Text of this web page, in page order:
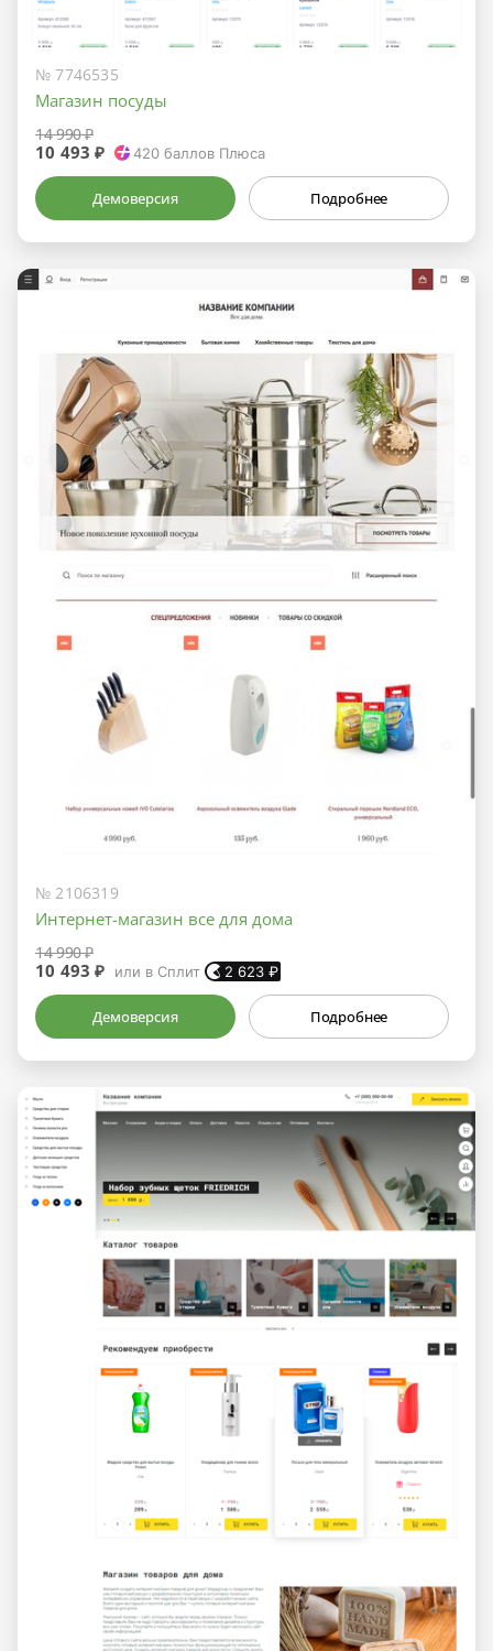
№ 7746535
Магазин посуды
14 990 ₽
10 493 ₽ 420баллов Плюса
Демоверсия Подробнее
№ 2106319
Интернет-магазин все для дома
14 990 ₽
10 493 ₽ или в Сплит 2 623₽
Демоверсия Подробнее